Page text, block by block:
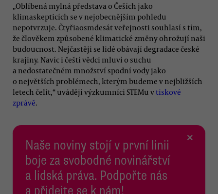
„Oblíbená mylná představa o Češích jako
klimaskepticích se v nejobecnějším pohledu
nepotvrzuje. Čtyřiaosmdesát veřejnosti souhlasí s tím,
že člověkem způsobené klimatické změny ohrožují naši
budoucnost. Nejčastěji se lidé obávají degradace české
krajiny. Navíc i čeští vědci mluví o suchu
a nedostatečném množství spodní vody jako
o největších problémech, kterým budeme v nejbližších
letech čelit,“ uvádějí výzkumníci STEMu vtiskové
zprávě.
Naše noviny stojí v první linii
boje za svobodné novinářství
a lidská práva. Podpořte nás
a přidejte se k nám!
×